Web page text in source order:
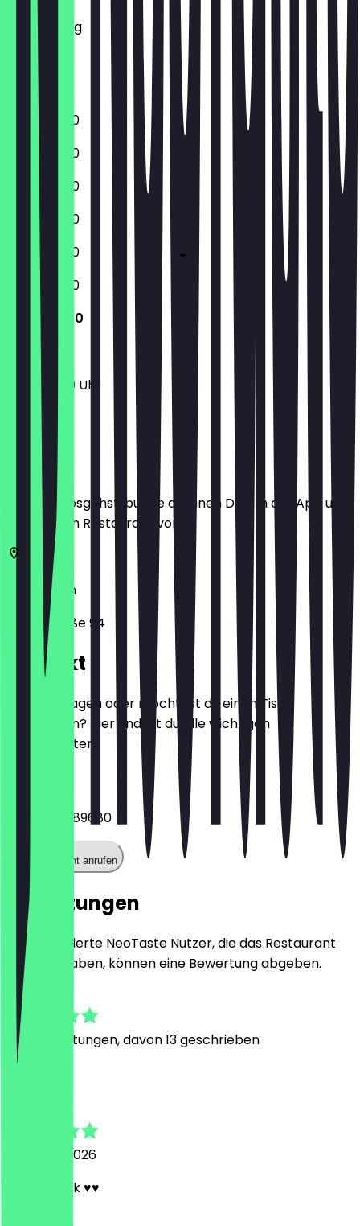
Mittwoch
Donnerstag
Freitag
Samstag
Sonntag
11:00 - 22:00
11:00 - 22:00
11:00 - 22:00
11:00 - 22:00
11:00 - 23:00
11:00 - 23:00
11:30 - 21:00
11:30 - 21:00 Uhr
Bevor du losgehst, buche dir einen Deal in der App und
zeige ihn im Restaurant vor.
50672 Köln
Ehrenstraße 94
Kontakt
Hast du Fragen oder möchtest du einen Tisch
reservieren? Hier findest du alle wichtigen
Kontaktdaten.
+4922127089680
Restaurant anrufen
Bewertungen
Nur registrierte NeoTaste Nutzer, die das Restaurant
besucht haben, können eine Bewertung abgeben.
4.8
227
Bewertungen, davon 13 geschrieben
3. August 2026
Frittenwerk ♥️♥️